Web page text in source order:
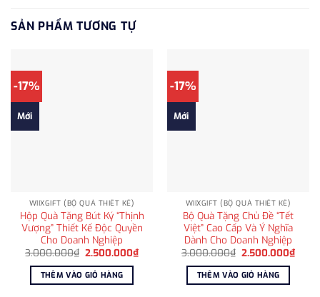
SẢN PHẨM TƯƠNG TỰ
-17%
Mới
WIIXGIFT (BỘ QUÀ THIẾT KẾ)
Hộp Quà Tặng Bút Ký “Thịnh
Vượng” Thiết Kế Độc Quyền
Cho Doanh Nghiệp
3.000.000₫ Giá
là:
3.000.000₫.
2.500.000₫Giá
hiện
2.500.000₫.
THÊM VÀO GIỎ HÀNG
-17%
Mới
WIIXGIFT (BỘ QUÀ THIẾT KẾ)
Bộ Quà Tặng Chủ Đề “Tết
Việt” Cao Cấp Và Ý Nghĩa
Dành Cho Doanh Nghiệp
3.000.000₫ Giá
là:
3.000.000₫.
2.500.000₫Giá
hiện
THÊM VÀO GIỎ HÀNG